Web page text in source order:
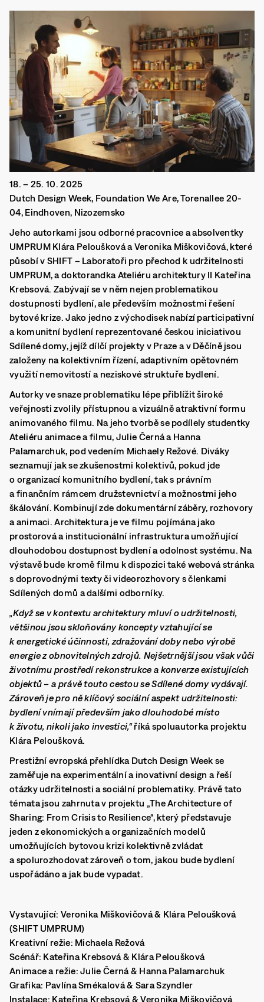
18. – 25. 10. 2025
Dutch Design Week, Foundation We Are, Torenallee 20-
04, Eindhoven, Nizozemsko
Jeho autorkami jsou odborné pracovnice a absolventky
UMPRUM Klára Peloušková a Veronika Miškovičová, které
působí v SHIFT – Laboratoři pro přechod k udržitelnosti
UMPRUM, a doktorandka Ateliéru architektury II Kateřina
Krebsová. Zabývají se v něm nejen problematikou
dostupnosti bydlení, ale především možnostmi řešení
bytové krize. Jako jedno z východisek nabízí participativní
a komunitní bydlení reprezentované českou iniciativou
Sdílené domy, jejíž dílčí projekty v Praze a v Děčíně jsou
založeny na kolektivním řízení, adaptivním opětovném
využití nemovitostí a neziskové struktuře bydlení.
Autorky ve snaze problematiku lépe přiblížit široké
veřejnosti zvolily přístupnou a vizuálně atraktivní formu
animovaného filmu. Na jeho tvorbě se podílely studentky
Ateliéru animace a filmu, Julie Černá a Hanna
Palamarchuk, pod vedením Michaely Režové. Diváky
seznamují jak se zkušenostmi kolektivů, pokud jde
o organizací komunitního bydlení, tak s právním
a finančním rámcem družstevnictví a možnostmi jeho
škálování. Kombinují zde dokumentární záběry, rozhovory
a animaci. Architektura je ve filmu pojímána jako
prostorová a institucionální infrastruktura umožňující
dlouhodobou dostupnost bydlení a odolnost systému. Na
výstavě bude kromě filmu k dispozici také webová stránka
s doprovodnými texty či videorozhovory s členkami
Sdílených domů a dalšími odborníky.
„Když se v kontextu architektury mluví o udržitelnosti,
většinou jsou skloňovány koncepty vztahující se
k energetické účinnosti, zdražování doby nebo výrobě
energie z obnovitelných zdrojů. Nejšetrnější jsou však vůči
životnímu prostředí rekonstrukce a konverze existujících
objektů – a právě touto cestou se Sdílené domy vydávají.
Zároveň je pro ně klíčový sociální aspekt udržitelnosti:
bydlení vnímají především jako dlouhodobé místo
k životu, nikoli jako investici,“říká spoluautorka projektu
Klára Peloušková.
Prestižní evropská přehlídka Dutch Design Week se
zaměřuje na experimentální a inovativní design a řeší
otázky udržitelnosti a sociální problematiky. Právě tato
témata jsou zahrnuta v projektu „The Architecture of
Sharing: From Crisis to Resilience“, který představuje
jeden z ekonomických a organizačních modelů
umožňujících bytovou krizi kolektivně zvládat
a spolurozhodovat zároveň o tom, jakou bude bydlení
uspořádáno a jak bude vypadat.
Vystavující: Veronika Miškovičová & Klára Peloušková
(SHIFT UMPRUM)
Kreativní režie: Michaela Režová
Scénář: Kateřina Krebsová & Klára Peloušková
Animace a režie: Julie Černá & Hanna Palamarchuk
Grafika: Pavlína Smékalová & Sara Szyndler
Instalace: Kateřina Krebsová & Veronika Miškovičová